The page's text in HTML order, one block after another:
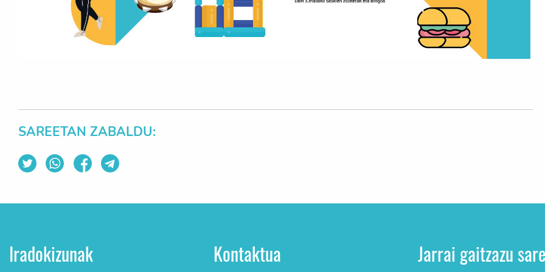
SAREETAN ZABALDU:
Iradokizunak Kontaktua
Jarrai gaitzazu sare